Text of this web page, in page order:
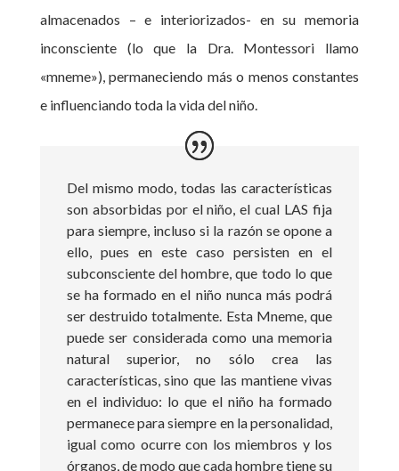
almacenados – e interiorizados- en su memoria
inconsciente (lo que la Dra. Montessori llamo
«mneme»), permaneciendo más o menos constantes
e influenciando toda la vida del niño.
Del mismo modo, todas las características
son absorbidas por el niño, el cual LAS fija
para siempre, incluso si la razón se opone a
ello, pues en este caso persisten en el
subconsciente del hombre, que todo lo que
se ha formado en el niño nunca más podrá
ser destruido totalmente. Esta Mneme, que
puede ser considerada como una memoria
natural superior, no sólo crea las
características, sino que las mantiene vivas
en el individuo: lo que el niño ha formado
permanece para siempre en la personalidad,
igual como ocurre con los miembros y los
órganos, de modo que cada hombre tiene su